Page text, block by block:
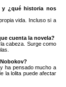
y ¿qué historia nos
vida. Incluso si a
cuenta la novela?
cabeza. Surge como
ha pensado mucho a
la lolita puede afectar